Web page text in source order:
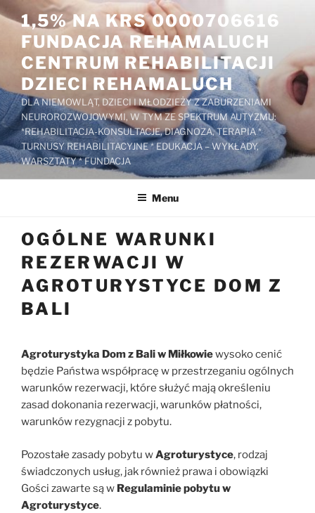
Przejdź
do
treści
1,5% NA KRS 0000706616
FUNDACJA REHAMALUCH
CENTRUM REHABILITACJI
DZIECI REHAMALUCH
DLA NIEMOWLĄT, DZIECI I MŁODZIEŻY Z ZABURZENIAMI
NEUROROZWOJOWYMI, W TYM ZE SPEKTRUM AUTYZMU:
*REHABILITACJA-KONSULTACJE, DIAGNOZA, TERAPIA *
TURNUSY REHABILITACYJNE * EDUKACJA – WYKŁADY,
WARSZTATY * FUNDACJA
Menu
OGÓLNE WARUNKI
REZERWACJI W
AGROTURYSTYCE DOM Z
BALI
Agroturystyka Dom z Bali w Miłkowiewysoko cenić
będzie Państwa współpracę w przestrzeganiu ogólnych
warunków rezerwacji, które służyć mają określeniu
zasad dokonania rezerwacji, warunków płatności,
warunków rezygnacji z pobytu.
Pozostałe zasady pobytu wAgroturystyce, rodzaj
świadczonych usług, jak również prawa i obowiązki
Gości zawarte są w Regulaminie pobytu w
Agroturystyce.